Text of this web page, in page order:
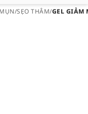
SẸO THÂM/GEL GIẢM